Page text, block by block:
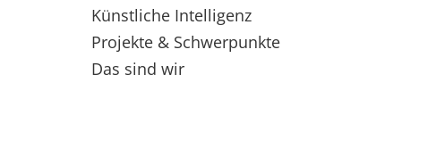
Künstliche Intelligenz
Projekte & Schwerpunkte
Das sind wir